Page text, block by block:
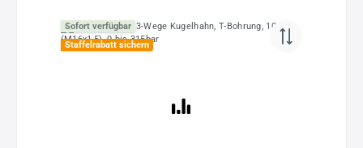
Sofort verfügbar
Staffelrabatt sichern